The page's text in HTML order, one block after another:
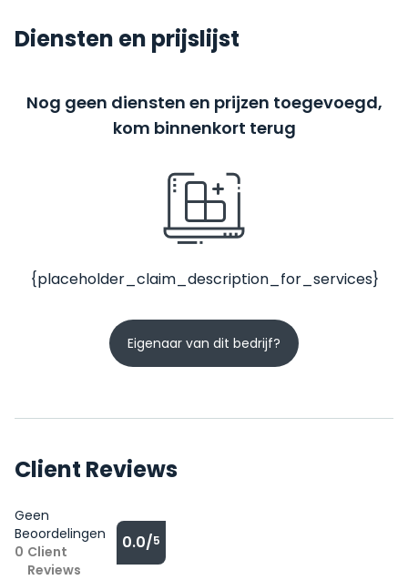
Diensten en prijslijst
Nog geen diensten en prijzen toegevoegd,
kom binnenkort terug
{placeholder_claim_description_for_services}
Eigenaar van dit bedrijf?
Client Reviews
Geen
Beoordelingen
0 Client
Reviews
0.0/5